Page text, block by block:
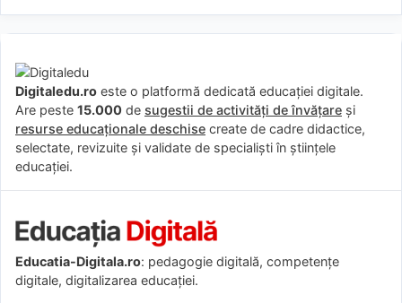
Digitaledu.ro este o platformă dedicată educației digitale.
Are peste 15.000 de sugestii de activități de învățare și
resurse educaționale deschise create de cadre didactice,
selectate, revizuite și validate de specialiști în științele
educației.
Educatia-Digitala.ro: pedagogie digitală, competențe
digitale, digitalizarea educației.